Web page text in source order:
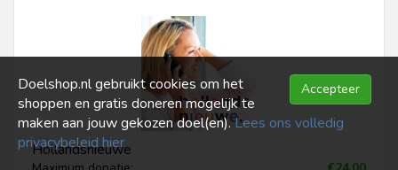
Hollandsnieuwe
Accepteer
Doelshop.nl gebruikt cookies om het
shoppen en gratis doneren mogelijk te
maken aan jouw gekozen doel(en).Lees ons volledig
privacybeleid hier